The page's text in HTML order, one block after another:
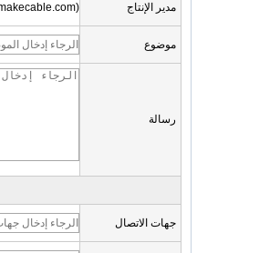
مدير الإنتاج
موضوع
رسالة
جهات الاتصال